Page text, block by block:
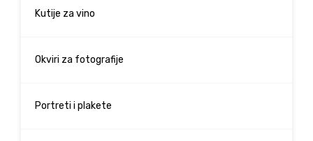
Kutije za vino
Okviri za fotografije
Portreti i plakete